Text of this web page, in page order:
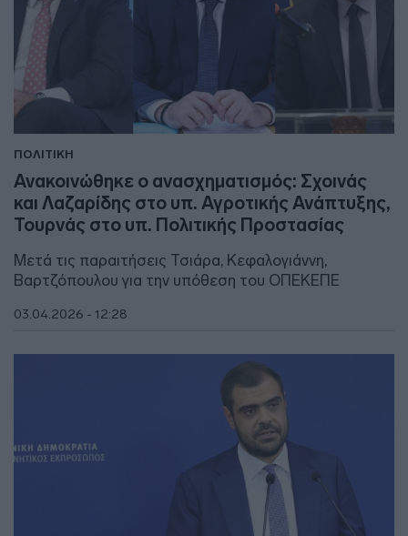
ΠΟΛΙΤΙΚΗ
Ανακοινώθηκε ο ανασχηματισμός: Σχοινάς
και Λαζαρίδης στο υπ. Αγροτικής Ανάπτυξης,
Τουρνάς στο υπ. Πολιτικής Προστασίας
Μετά τις παραιτήσεις Τσιάρα, Κεφαλογιάννη,
Βαρτζόπουλου για την υπόθεση του ΟΠΕΚΕΠΕ
03.04.2026 - 12:28